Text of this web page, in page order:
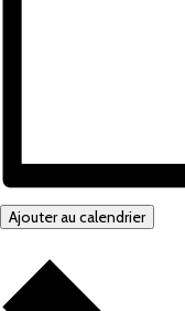
Ajouter au calendrier